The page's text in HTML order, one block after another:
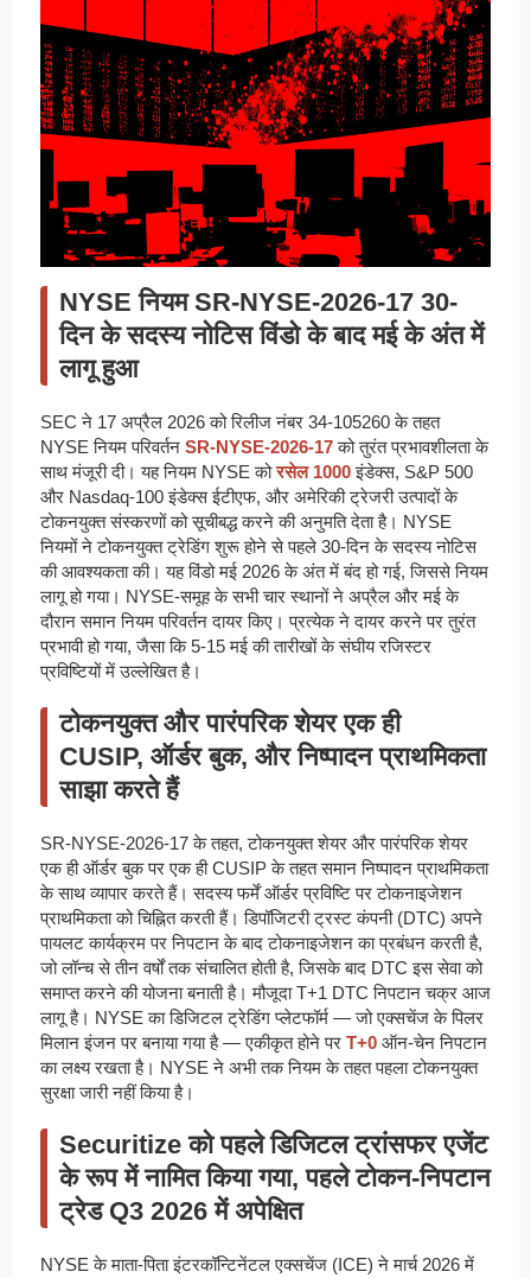
NYSE नियम SR-NYSE-2026-17 30-
दिन के सदस्य नोटिस विंडो के बाद मई के अंत में
लागू हुआ
SEC ने 17 अप्रैल 2026 को रिलीज नंबर 34-105260 के तहत
NYSE नियम परिवर्तन SR-NYSE-2026-17को तुरंत प्रभावशीलता के
साथ मंजूरी दी। यह नियम NYSE कोरसेल 1000इंडेक्स, S&P 500
और Nasdaq-100 इंडेक्स ईटीएफ, और अमेरिकी ट्रेजरी उत्पादों के
टोकनयुक्त संस्करणों को सूचीबद्ध करने की अनुमति देता है। NYSE
नियमों ने टोकनयुक्त ट्रेडिंग शुरू होने से पहले 30-दिन के सदस्य नोटिस
की आवश्यकता की। यह विंडो मई 2026 के अंत में बंद हो गई, जिससे नियम
लागू हो गया। NYSE-समूह के सभी चार स्थानों ने अप्रैल और मई के
दौरान समान नियम परिवर्तन दायर किए। प्रत्येक ने दायर करने पर तुरंत
प्रभावी हो गया, जैसा कि 5-15 मई की तारीखों के संघीय रजिस्टर
प्रविष्टियों में उल्लेखित है।
टोकनयुक्त और पारंपरिक शेयर एक ही
CUSIP, ऑर्डर बुक, और निष्पादन प्राथमिकता
साझा करते हैं
SR-NYSE-2026-17 के तहत, टोकनयुक्त शेयर और पारंपरिक शेयर
एक ही ऑर्डर बुक पर एक ही CUSIP के तहत समान निष्पादन प्राथमिकता
के साथ व्यापार करते हैं। सदस्य फर्में ऑर्डर प्रविष्टि पर टोकनाइजेशन
प्राथमिकता को चिह्नित करती हैं। डिपॉजिटरी ट्रस्ट कंपनी (DTC) अपने
पायलट कार्यक्रम पर निपटान के बाद टोकनाइजेशन का प्रबंधन करती है,
जो लॉन्च से तीन वर्षों तक संचालित होती है, जिसके बाद DTC इस सेवा को
समाप्त करने की योजना बनाती है। मौजूदा T+1 DTC निपटान चक्र आज
लागू है। NYSE का डिजिटल ट्रेडिंग प्लेटफॉर्म — जो एक्सचेंज के पिलर
मिलान इंजन पर बनाया गया है — एकीकृत होने पर T+0 ऑन-चेन निपटान
का लक्ष्य रखता है। NYSE ने अभी तक नियम के तहत पहला टोकनयुक्त
सुरक्षा जारी नहीं किया है।
Securitize को पहले डिजिटल ट्रांसफर एजेंट
के रूप में नामित किया गया, पहले टोकन-निपटान
ट्रेड Q3 2026 में अपेक्षित
NYSE के माता-पिता इंटरकॉन्टिनेंटल एक्सचेंज (ICE) ने मार्च 2026 में